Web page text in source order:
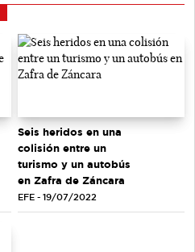
Seis heridos en una
colisión entre un
turismo y un autobús
en Zafra de Záncara
EFE - 19/07/2022